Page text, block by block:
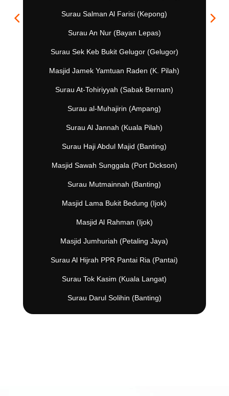
Surau Salman Al Farisi (Kepong)
Surau An Nur (Bayan Lepas)
Surau Sek Keb Bukit Gelugor (Gelugor)
Masjid Jamek Yamtuan Raden (K. Pilah)
Surau At-Tohiriyyah (Sabak Bernam)
Surau al-Muhajirin (Ampang)
Surau Al Jannah (Kuala Pilah)
Surau Haji Abdul Majid (Banting)
Masjid Sawah Sunggala (Port Dickson)
Surau Mutmainnah (Banting)
Masjid Lama Bukit Bedung (Ijok)
Masjid Al Rahman (Ijok)
Masjid Jumhuriah (Petaling Jaya)
Surau Al Hijrah PPR Pantai Ria (Pantai)
Surau Tok Kasim (Kuala Langat)
Surau Darul Solihin (Banting)